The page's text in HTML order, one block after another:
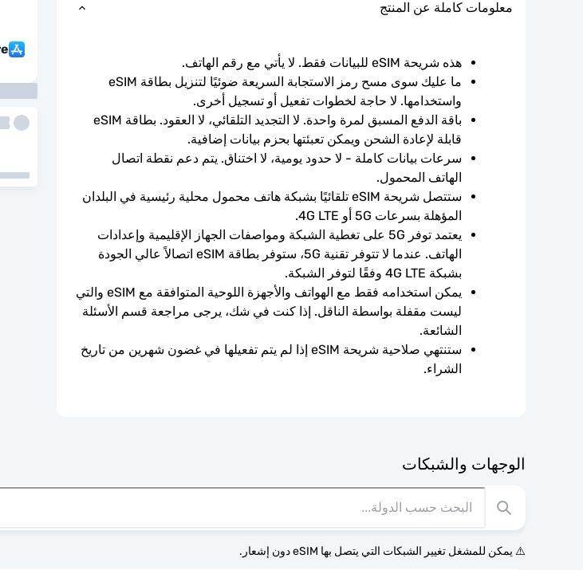
معلومات كاملة عن المنتج
هذه شريحة eSIM للبيانات فقط. لا يأتي مع رقم الهاتف.
واستخدامها. لا حاجة لخطوات تفعيل أو تسجيل أخرى.
قابلة لإعادة الشحن ويمكن تعبئتها بحزم بيانات إضافية.
الهاتف المحمول.
المؤهلة بسرعات 5G أو 4G LTE.
بشبكة 4G LTE وفقًا لتوفر الشبكة.
الشائعة.
الشراء.
الوجهات والشبكات
⚠️ يمكن للمشغل تغيير الشبكات التي يتصل بها eSIM دون إشعار.